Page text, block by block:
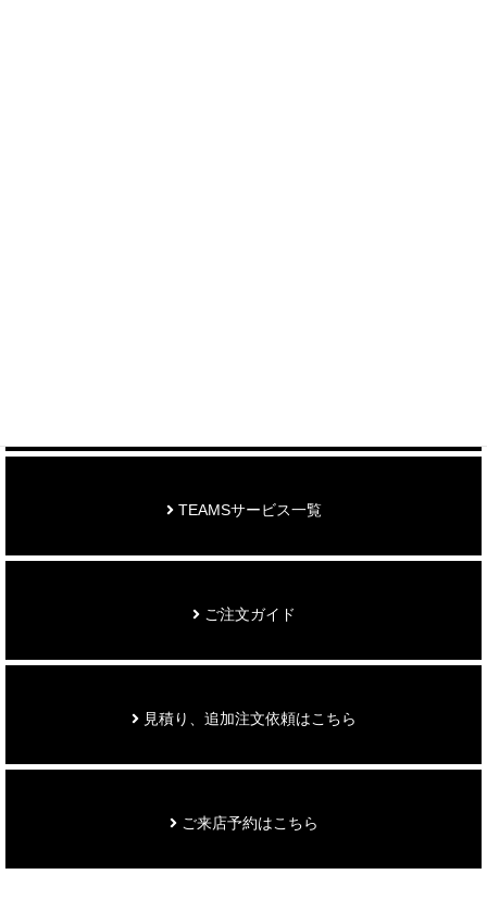
TEAMSサービス一覧
ご注文ガイド
見積り、追加注文依頼はこちら
ご来店予約はこちら